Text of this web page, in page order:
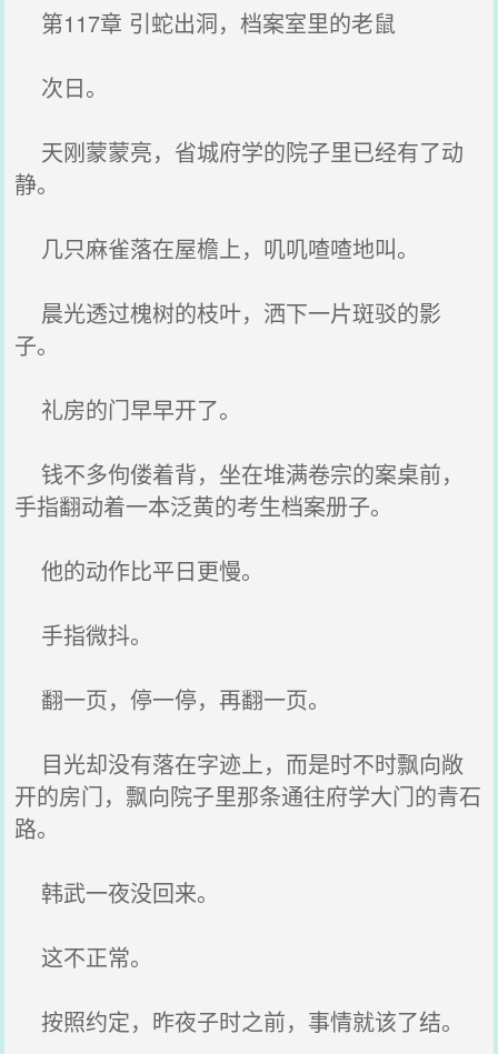
第117章 引蛇出洞，档案室里的老鼠
次日。
天刚蒙蒙亮，省城府学的院子里已经有了动
静。
几只麻雀落在屋檐上，叽叽喳喳地叫。
晨光透过槐树的枝叶，洒下一片斑驳的影
子。
礼房的门早早开了。
钱不多佝偻着背，坐在堆满卷宗的案桌前，
手指翻动着一本泛黄的考生档案册子。
他的动作比平日更慢。
手指微抖。
翻一页，停一停，再翻一页。
目光却没有落在字迹上，而是时不时飘向敞
开的房门，飘向院子里那条通往府学大门的青石
路。
韩武一夜没回来。
这不正常。
按照约定，昨夜子时之前，事情就该了结。